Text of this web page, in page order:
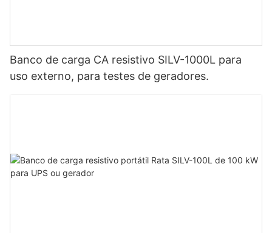
Banco de carga CA resistivo SILV-1000L para
uso externo, para testes de geradores.